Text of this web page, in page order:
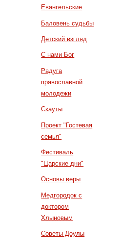
Евангельские
Баловень судьбы
Детский взгляд
С нами Бог
Радуга
православной
молодежи
Скауты
Проект "Гостевая
семья"
Фестиваль
"Царские дни"
Основы веры
Медгородок с
доктором
Хлыновым
Советы Доулы